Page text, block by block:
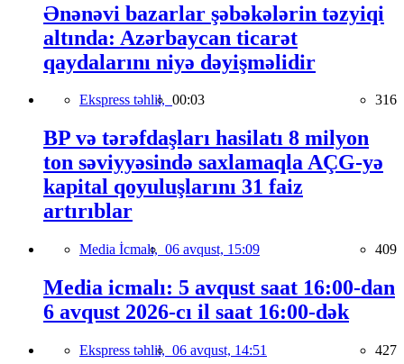
Ənənəvi bazarlar şəbəkələrin təzyiqi
altında: Azərbaycan ticarət
qaydalarını niyə dəyişməlidir
Ekspress təhlil, 00:03 316
BP və tərəfdaşları hasilatı 8 milyon
ton səviyyəsində saxlamaqla AÇG-yə
kapital qoyuluşlarını 31 faiz
artırıblar
Media İcmalı, 06 avqust, 15:09 409
Media icmalı: 5 avqust saat 16:00-dan
6 avqust 2026-cı il saat 16:00-dək
Ekspress təhlil, 06 avqust, 14:51 427